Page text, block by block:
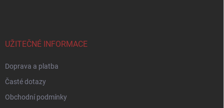
UŽITEČNÉ INFORMACE
Doprava a platba
Časté dotazy
Obchodní podmínky